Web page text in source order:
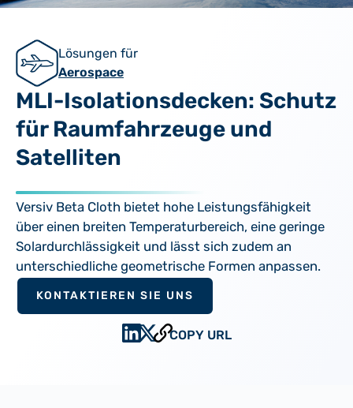
Lösungen für
Aerospace
MLI-Isolationsdecken: Schutz
für Raumfahrzeuge und
Satelliten
Versiv Beta Cloth bietet hohe Leistungsfähigkeit
über einen breiten Temperaturbereich, eine geringe
Solardurchlässigkeit und lässt sich zudem an
unterschiedliche geometrische Formen anpassen.
KONTAKTIEREN SIE UNS
COPY URL